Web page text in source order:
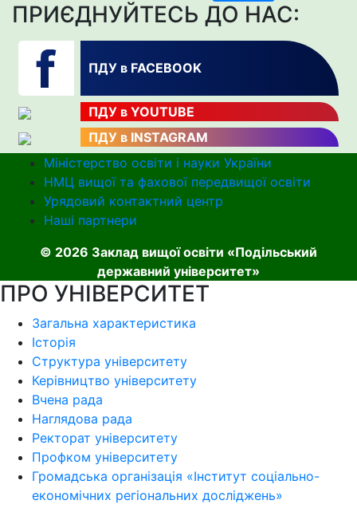
ПРИЄДНУЙТЕСЬ ДО НАС:
ПДУ в FACEBOOK
ПДУ в YOUTUBE
ПДУ в INSTAGRAM
Міністерство освіти і науки України
НМЦ вищої та фахової передвищої освіти
Урядовий контактний центр
Наші партнери
© 2026 Заклад вищої освіти «Подільський
державний університет»
ПРО УНІВЕРСИТЕТ
Загальна характеристика
Історія
Структура університету
Керівництво університету
Вчена рада
Наглядова рада
Ректорат університету
Профком університету
Громадська організація «Інститут соціально-
економічних регіональних досліджень»